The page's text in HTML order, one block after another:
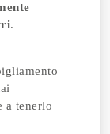
.
a tenerlo